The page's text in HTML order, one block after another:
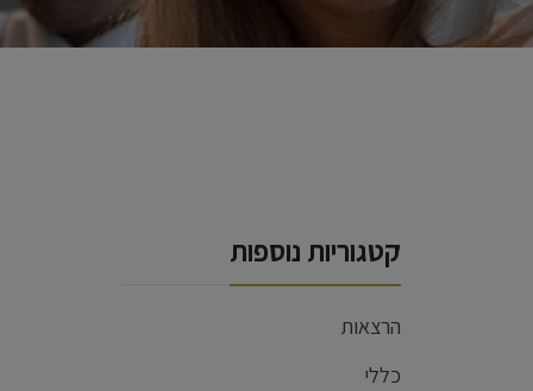
קטגוריות נוספות
הרצאות
כללי